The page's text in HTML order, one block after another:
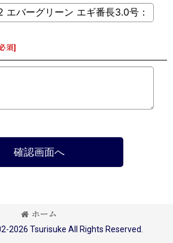
須]
確認画面へ
ホーム
2026 Tsurisuke All Rights Reserved.